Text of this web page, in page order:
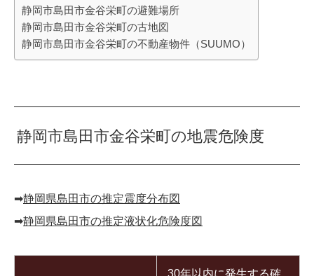
静岡市島田市金谷栄町の避難場所
静岡市島田市金谷栄町の古地図
静岡市島田市金谷栄町の不動産物件（SUUMO）
静岡市島田市金谷栄町の地震危険度
➡︎静岡県島田市の推定震度分布図
➡︎静岡県島田市の推定液状化危険度図